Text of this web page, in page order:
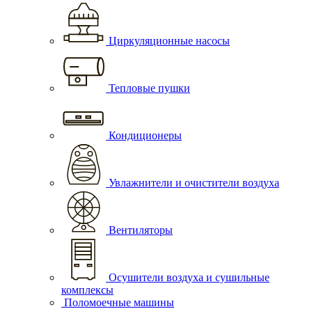
Циркуляционные насосы
Тепловые пушки
Кондиционеры
Увлажнители и очистители воздуха
Вентиляторы
Осушители воздуха и сушильные
комплексы
Поломоечные машины